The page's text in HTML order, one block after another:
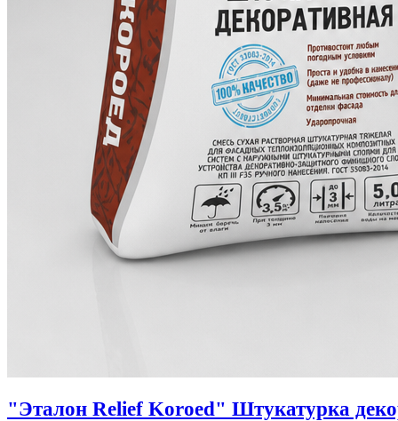
"Эталон Relief Koroed" Штукатурка